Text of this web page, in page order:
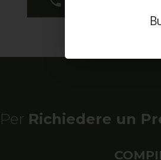
Per Richiedere un